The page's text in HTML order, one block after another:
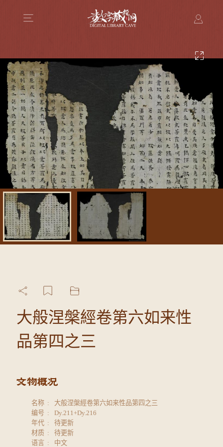
大般涅槃經卷第六如来性
品第四之三
名称
大般涅槃經卷第六如来性品第四之三
编号
Dy.211+Dy.216
年代
待更新
材质
待更新
语言
中文